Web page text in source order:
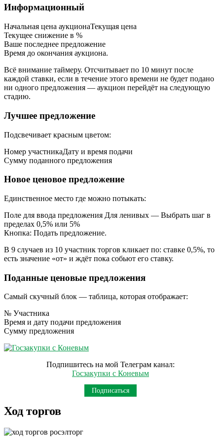
Информационный
Начальная цена аукционаТекущая цена
Текущее снижение в %
Ваше последнее предложение
Время до окончания аукциона.
Всё внимание таймеру. Отсчитывает по 10 минут после
каждой ставки, если в течение этого времени не будет подано
ни одного предложения — аукцион перейдёт на следующую
стадию.
Лучшее предложение
Подсвечивает красным цветом:
Номер участникаДату и время подачи
Сумму поданного предложения
Новое ценовое предложение
Единственное место где можно потыкать:
Поле для ввода предложения Для ленивых — Выбрать шаг в
пределах 0,5% или 5%
Кнопка: Подать предложение.
В 9 случаев из 10 участник торгов кликает по: ставке 0,5%, то
есть значение «от» и ждёт пока собьют его ставку.
Поданные ценовые предложения
Самый скучный блок — таблица, которая отображает:
№ Участника
Время и дату подачи предложения
Сумму предложения
Подпишитесь на мой Телеграм канал:
Госзакупки с Коневым
Подписаться
Ход торгов